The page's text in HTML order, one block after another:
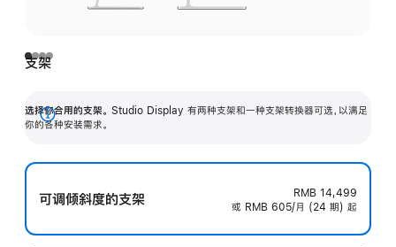
支架
选择你合用的支架。 Studio Display 有两种支架和一种支架转换器可选，以满足
你的各种安装需求。
展
可调倾斜度的支架
RMB 14,499
或 RMB 605/月 (24 期) 起